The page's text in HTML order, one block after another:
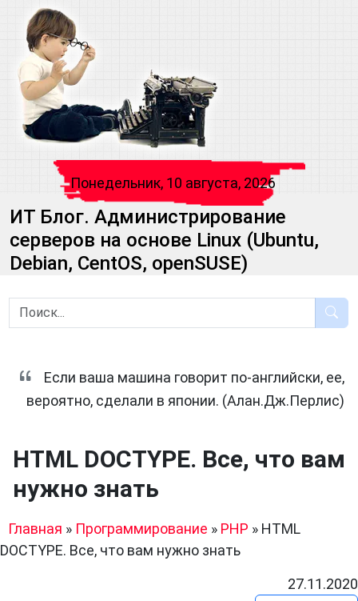
Понедельник, 10 августа, 2026
ИТ Блог. Администрирование
серверов на основе Linux (Ubuntu,
Debian, CentOS, openSUSE)
Если ваша машина говорит по-английски, ее,
вероятно, сделали в японии. (Алан.Дж.Перлис)
HTML DOCTYPE. Все, что вам
нужно знать
Главная » Программирование » PHP » HTML
DOCTYPE. Все, что вам нужно знать
27.11.2020